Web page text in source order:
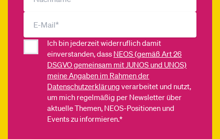
Ich bin jederzeit widerruflich damit
einverstanden, dass NEOS (gemäß Art 26
DSGVO gemeinsam mit JUNOS und UNOS)
meine Angaben im Rahmen der
Datenschutzerklärung verarbeitet und nutzt,
um mich regelmäßig per Newsletter über
aktuelle Themen, NEOS-Positionen und
Events zu informieren.*